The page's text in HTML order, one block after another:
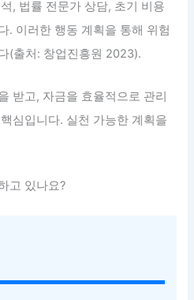
, 법률 전문가 상담, 초기 비용
. 이러한 행동 계획을 통해 위험
(출처: 창업진흥원 2023).
받고, 자금을 효율적으로 관리
심입니다. 실천 가능한 계획을
고 있나요?